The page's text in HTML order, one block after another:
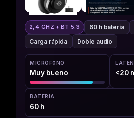
2,4 GHZ + BT 5.3 60 h batería
Carga rápida
Doble audio
MICRÓFONO
Muy bueno <20
BATERÍA
60 h